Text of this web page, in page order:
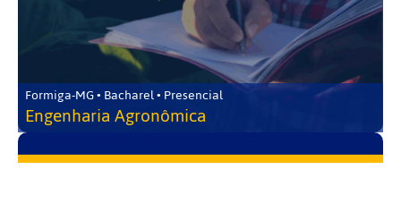
Formiga-MG • Bacharel • Presencial
Engenharia Agronômica